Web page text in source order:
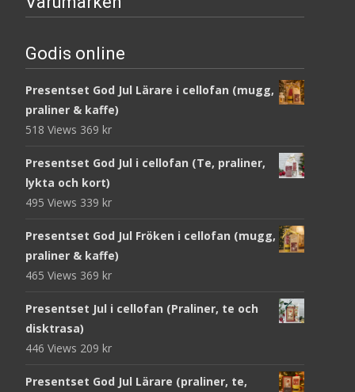
Godis online
Presentset God Jul Lärare i cellofan (mugg,
praliner & kaffe)
518 Views 369 kr
Presentset God Jul i cellofan (Te, praliner,
lykta och kort)
495 Views 339 kr
Presentset God Jul Fröken i cellofan (mugg,
praliner & kaffe)
465 Views 369 kr
Presentset Jul i cellofan (Praliner, te och
disktrasa)
446 Views 209 kr
Presentset God Jul Lärare (praliner, te,